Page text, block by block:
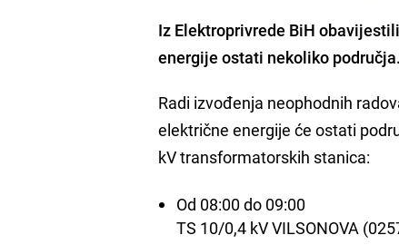
Iz Elektroprivrede BiH
energije ostati nekoliko područja.
Radi izvođenja neophodnih
električne energije će ostati
kV transformatorskih stanica:
Od 08:00 do 09:00
TS 10/0,4 kV VILSONOVA